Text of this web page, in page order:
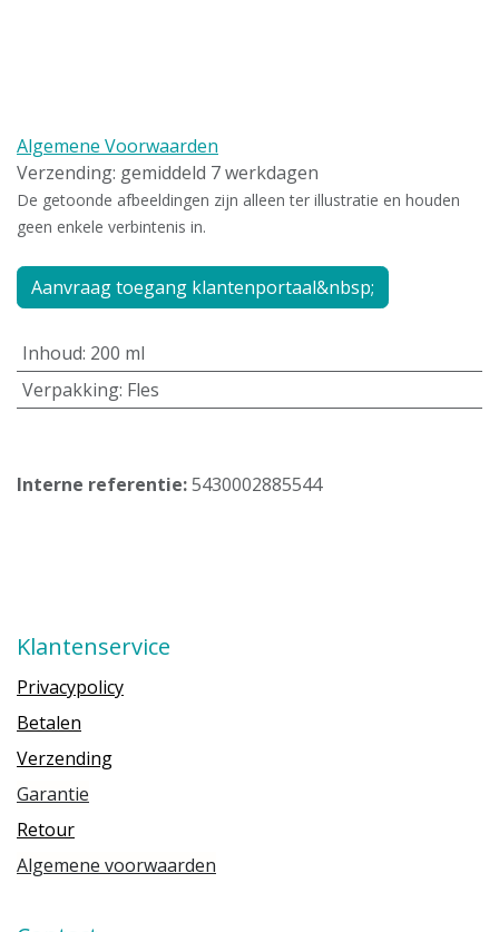
Algemene Voorwaarden
Verzending: gemiddeld 7 werkdagen
De getoonde afbeeldingen zijn alleen ter illustratie en houden
geen enkele verbintenis in.
Aanvraag toegang klantenportaal&nbsp;
Inhoud: 200 ml
Verpakking: Fles
Interne referentie:5430002885544
Klantenservice
Privacypolicy
Betalen
Verzending
Garantie
Retour
Algemene voorwaarden